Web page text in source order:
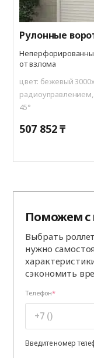
Рулонные
от взлома
цвет: бежевый
45°
507 852 ₸
Поможем с
Выбрать
нужно
сэкономить
Телефон
Введите номер